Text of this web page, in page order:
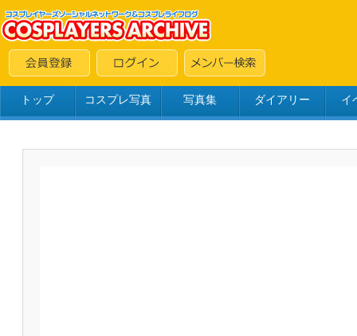
トップ コスプレ写真 写真集 ダイアリー イ